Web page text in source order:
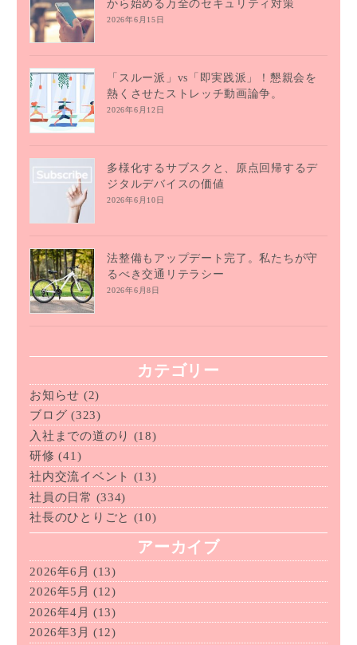
から始める万全のセキュリティ対策
2026年6月15日
「スルー派」vs「即実践派」！懇親会を
熱くさせたストレッチ動画論争。
2026年6月12日
多様化するサブスクと、原点回帰するデ
ジタルデバイスの価値
2026年6月10日
法整備もアップデート完了。私たちが守
るべき交通リテラシー
2026年6月8日
カテゴリー
お知らせ (2)
ブログ (323)
入社までの道のり (18)
研修 (41)
社内交流イベント (13)
社員の日常 (334)
社長のひとりごと (10)
アーカイブ
2026年6月 (13)
2026年5月 (12)
2026年4月 (13)
2026年3月 (12)